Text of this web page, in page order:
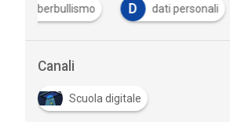
Cyberbullismo D dati personali
Canali
Scuola digitale